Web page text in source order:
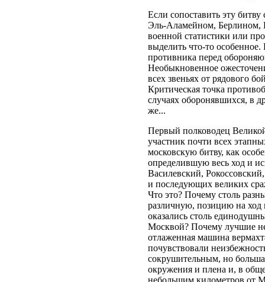
Если сопоставить эту
Эль-Аламейном, Берлином,
военной статистики или
выделить что-то
противника перед
Необыкновенное
всех звеньях от рядового
Критическая точка
случаях оборонявшихся, в
же...
Первый полководец
участник почти всех
московскую битву, как
определившую весь ход и
Василевский,
и последующих великих
Что это? Почему столь
различную, позицию на
оказались столь
Москвой? Почему лучшие
отлаженная машина
почувствовали
сокрушительным, но
окружения и плена и, в
небольшим километров от